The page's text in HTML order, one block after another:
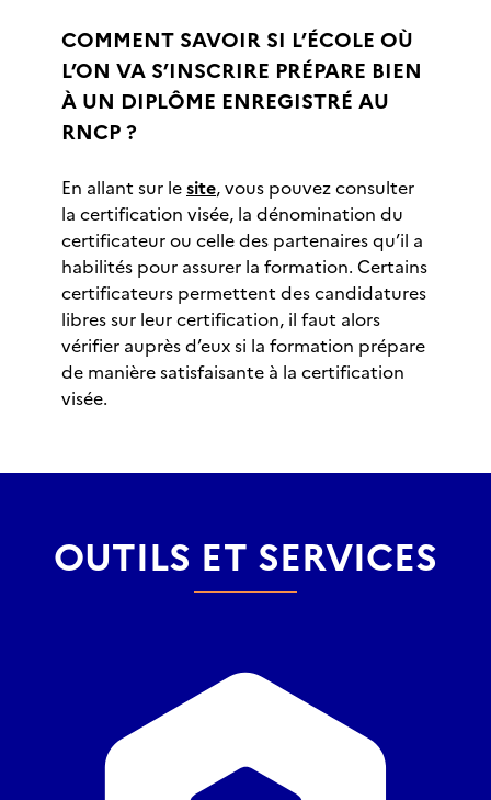
COMMENT SAVOIR SI L’ÉCOLE OÙ
L’ON VA S’INSCRIRE PRÉPARE BIEN
À UN DIPLÔME ENREGISTRÉ AU
RNCP ?
En allant sur lesite, vous pouvez consulter
la certification visée, la dénomination du
certificateur ou celle des partenaires qu’il a
habilités pour assurer la formation. Certains
certificateurs permettent des candidatures
libres sur leur certification, il faut alors
vérifier auprès d’eux si la formation prépare
de manière satisfaisante à la certification
visée.
OUTILS ET SERVICES